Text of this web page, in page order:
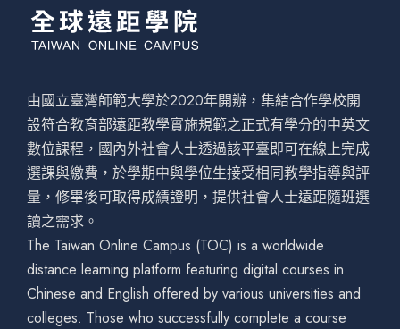
由國立臺灣師範大學於2020年開辦，集結合作學校開
設符合教育部遠距教學實施規範之正式有學分的中英文
數位課程，國內外社會人士透過該平臺即可在線上完成
選課與繳費，於學期中與學位生接受相同教學指導與評
量，修畢後可取得成績證明，提供社會人士遠距隨班選
讀之需求。
The Taiwan Online Campus (TOC) is a worldwide
distance learning platform featuring digital courses in
Chinese and English offered by various universities and
colleges. Those who successfully complete a course